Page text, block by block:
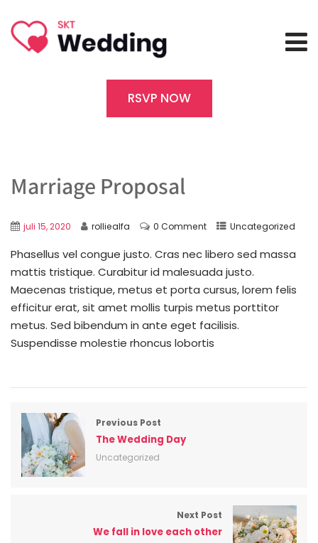
RSVP NOW
Marriage Proposal
juli 15, 2020 rolliealfa 0 Comment Uncategorized
Phasellus vel congue justo. Cras nec libero sed massa
mattis tristique. Curabitur id malesuada justo.
Maecenas tristique, metus et porta cursus, lorem felis
efficitur erat, sit amet mollis turpis metus porttitor
metus. Sed bibendum in ante eget facilisis.
Suspendisse molestie rhoncus lobortis
Previous Post
The Wedding Day
Uncategorized
Next Post
We fall in love each other